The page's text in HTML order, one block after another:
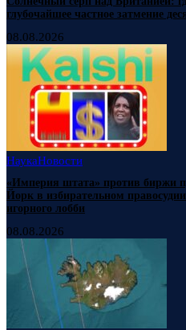
глубочайшее частное затмение
08.08.2026
НаукаНовости
«Империя штата» против биржи
Йорк в избирательном
игорного лобби
08.08.2026